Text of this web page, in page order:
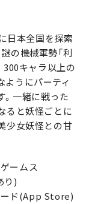
日本全国を探索
の機械軍勢「利
300キャラ以上の
ようにパーティ
。一緒に戦った
ると妖怪ごとに
少女妖怪との甘
ムス
)
ド(App Store)